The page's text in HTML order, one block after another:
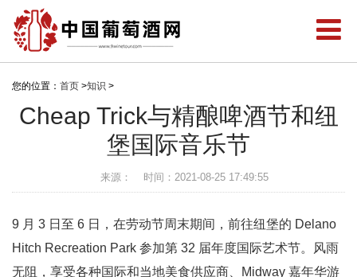
您的位置： 首页 >知识 >
Cheap Trick与精酿啤酒节和纽
堡国际音乐节
来源： 时间：2021-08-25 17:49:55
9 月 3 日至 6 日，在劳动节周末期间，前往纽堡的 Delano
Hitch Recreation Park 参加第 32 届年度国际艺术节。风雨
无阻，享受各种国际和当地美食供应商、Midway 嘉年华游